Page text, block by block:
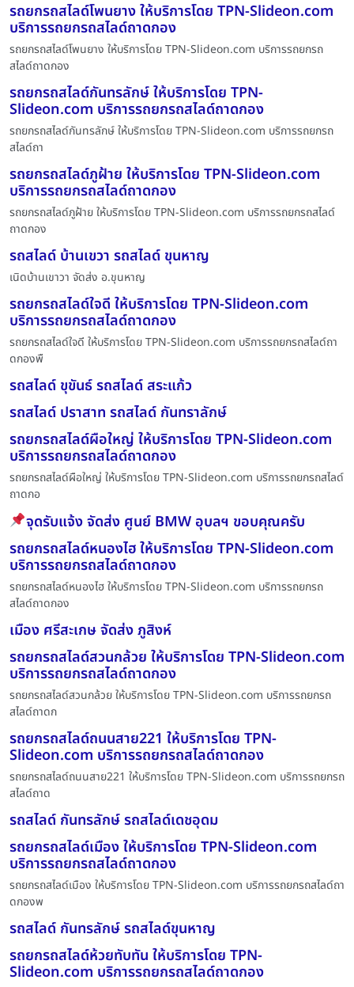
รถยกรถสไลด์โพนยาง ให้บริการโดย TPN-Slideon.com
บริการรถยกรถสไลด์ถาดกอง
รถยกรถสไลด์โพนยาง ให้บริการโดย TPN-Slideon.com บริการรถยกรถ
สไลด์ถาดกอง
รถยกรถสไลด์กันทรลักษ์ ให้บริการโดย TPN-
Slideon.com บริการรถยกรถสไลด์ถาดกอง
รถยกรถสไลด์กันทรลักษ์ ให้บริการโดย TPN-Slideon.com บริการรถยกรถ
สไลด์ถา
รถยกรถสไลด์ภูฝ้าย ให้บริการโดย TPN-Slideon.com
บริการรถยกรถสไลด์ถาดกอง
รถยกรถสไลด์ภูฝ้าย ให้บริการโดย TPN-Slideon.com บริการรถยกรถสไลด์
ถาดกอง
รถสไลด์ บ้านเขวา รถสไลด์ ขุนหาญ
เนิดบ้านเขาวา จัดส่ง อ.ขุนหาญ
รถยกรถสไลด์ใจดี ให้บริการโดย TPN-Slideon.com
บริการรถยกรถสไลด์ถาดกอง
รถยกรถสไลด์ใจดี ให้บริการโดย TPN-Slideon.com บริการรถยกรถสไลด์ถา
ดกองพื
รถสไลด์ ขุขันธ์ รถสไลด์ สระแก้ว
รถสไลด์ ปราสาท รถสไลด์ กันทราลักษ์
รถยกรถสไลด์ผือใหญ่ ให้บริการโดย TPN-Slideon.com
บริการรถยกรถสไลด์ถาดกอง
รถยกรถสไลด์ผือใหญ่ ให้บริการโดย TPN-Slideon.com บริการรถยกรถสไลด์
ถาดกอ
จุดรับแจ้ง จัดส่ง ศูนย์ BMW อุบลฯ ขอบคุณครับ
รถยกรถสไลด์หนองไฮ ให้บริการโดย TPN-Slideon.com
บริการรถยกรถสไลด์ถาดกอง
รถยกรถสไลด์หนองไฮ ให้บริการโดย TPN-Slideon.com บริการรถยกรถ
สไลด์ถาดกอง
เมือง ศรีสะเกษ จัดส่ง ภูสิงห์
รถยกรถสไลด์สวนกล้วย ให้บริการโดย TPN-Slideon.com
บริการรถยกรถสไลด์ถาดกอง
รถยกรถสไลด์สวนกล้วย ให้บริการโดย TPN-Slideon.com บริการรถยกรถ
สไลด์ถาดก
รถยกรถสไลด์ถนนสาย221 ให้บริการโดย TPN-
Slideon.com บริการรถยกรถสไลด์ถาดกอง
รถยกรถสไลด์ถนนสาย221 ให้บริการโดย TPN-Slideon.com บริการรถยกรถ
สไลด์ถาด
รถสไลด์ กันทรลักษ์ รถสไลด์เดชอุดม
รถยกรถสไลด์เมือง ให้บริการโดย TPN-Slideon.com
บริการรถยกรถสไลด์ถาดกอง
รถยกรถสไลด์เมือง ให้บริการโดย TPN-Slideon.com บริการรถยกรถสไลด์ถา
ดกองพ
รถสไลด์ กันทรลักษ์ รถสไลด์ขุนหาญ
รถยกรถสไลด์ห้วยทับทัน ให้บริการโดย TPN-
Slideon.com บริการรถยกรถสไลด์ถาดกอง